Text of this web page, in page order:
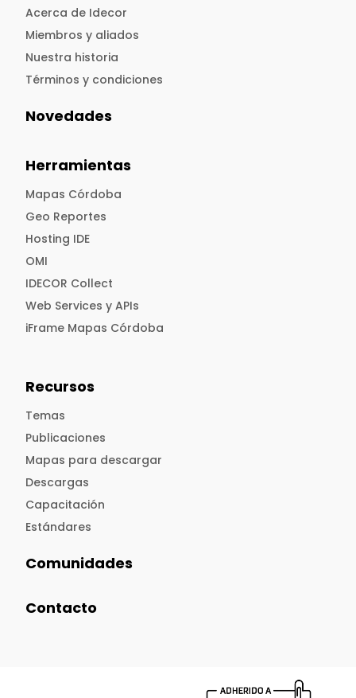
Acerca de Idecor
Miembros y aliados
Nuestra historia
Términos y condiciones
Novedades
Herramientas
Mapas Córdoba
Geo Reportes
Hosting IDE
OMI
IDECOR Collect
Web Services y APIs
iFrame Mapas Córdoba
Recursos
Temas
Publicaciones
Mapas para descargar
Descargas
Capacitación
Estándares
Comunidades
Contacto